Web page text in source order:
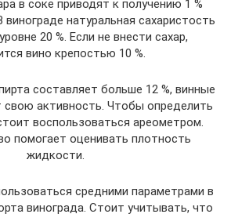
в соке приводят к получению 1 %
винограде натуральная сахаристость
20 %. Если не внести сахар,
вино крепостью 10 %.
составляет больше 12 %, винные
активность. Чтобы определить
воспользоваться ареометром.
помогает оценивать плотность
жидкости.
средними параметрами в
винограда. Стоит учитывать, что